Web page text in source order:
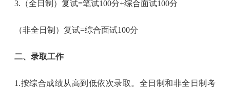
3.（全日制）复试=笔试100分+综合面试100分
（非全日制）复试=综合面试100分
二、录取工作
1.按综合成绩从高到低依次录取。全日制和非全日制考